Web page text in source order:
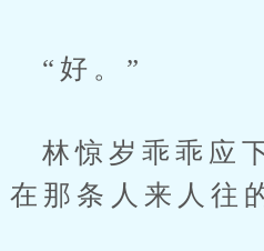
。”
岁乖乖应下，
在那条人来人往